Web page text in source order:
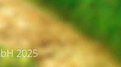
2025